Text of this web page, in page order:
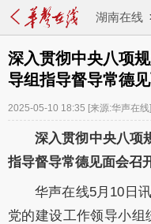
湖南在线
深入贯彻中央八项
导组指导督导常德
2025-05-10 18:35 [来源:华声在线]
深入贯彻中央八项
指导督导常德见面会召
华声在线5月10 日
党的建设工作领导小组